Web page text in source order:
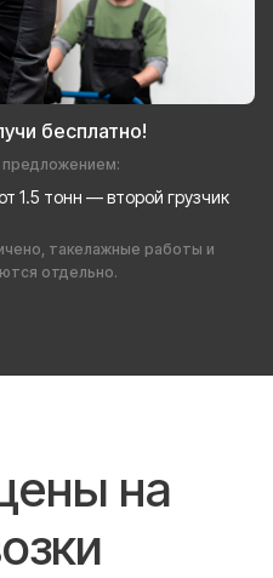
бесплатно!
предложением:
1.5 тонн — второй грузчик
такелажные работы и
отдельно.
на